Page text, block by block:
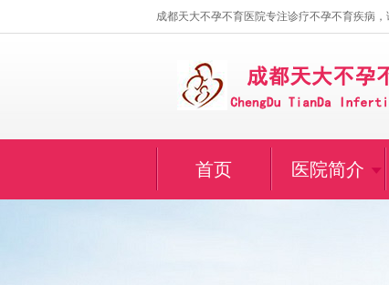
成都天大不孕不育医院专注诊疗不孕不育疾病
首页 医院简介